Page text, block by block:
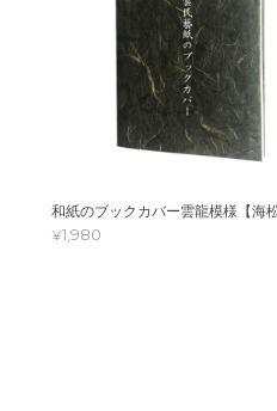
和紙のブックカバー雲龍模様【海松
¥1,980